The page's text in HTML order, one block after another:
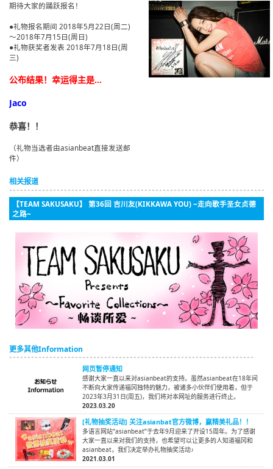
Bahasa Indonesia
期待大家的踊跃报名！
●礼物报名期间 2018年5月22日(周二)
～2018年7月15日(周日)
●礼物获奖者发表 2018年7月18日(周
三)
公布结果！幸运得主是...
Jaco
恭喜！！
（礼物当选者由asianbeat直接发送邮
件）
相关报道
【TEAM SAKUSAKU】 第36回 吉川友(KIKKAWA YOU) ~走向歌手圣女贞德
之路~
更多其他Information
网页暂停通知
感谢大家一直以来对asianbeat的支持。虽然asianbeat在18年间
不断向大家传递福冈独特的魅力，被诸多小伙伴们使用着，但于
2023年3月31日(周五)，我们将对本网址的服务进行终止。
2023.03.20
[礼物抽奖活动] 关注asianbat官方微博，赢精美礼品！！
多语言网站“asianbeat”于去年9月迎来了开设15周年。为了感谢
大家一直以来对我们的支持，也希望可以让更多的人知道福冈和
asianbeat，我们决定举办礼物抽奖活动♪
2021.03.01